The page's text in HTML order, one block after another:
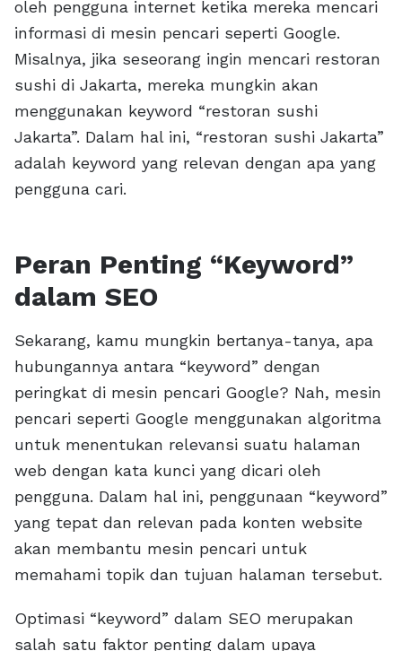
oleh pengguna internet ketika mereka mencari
informasi di mesin pencari seperti Google.
Misalnya, jika seseorang ingin mencari restoran
sushi di Jakarta, mereka mungkin akan
menggunakan keyword “restoran sushi
Jakarta”. Dalam hal ini, “restoran sushi Jakarta”
adalah keyword yang relevan dengan apa yang
pengguna cari.
Peran Penting “Keyword”
dalam SEO
Sekarang, kamu mungkin bertanya-tanya, apa
hubungannya antara “keyword” dengan
peringkat di mesin pencari Google? Nah, mesin
pencari seperti Google menggunakan algoritma
untuk menentukan relevansi suatu halaman
web dengan kata kunci yang dicari oleh
pengguna. Dalam hal ini, penggunaan “keyword”
yang tepat dan relevan pada konten website
akan membantu mesin pencari untuk
memahami topik dan tujuan halaman tersebut.
Optimasi “keyword” dalam SEO merupakan
salah satu faktor penting dalam upaya